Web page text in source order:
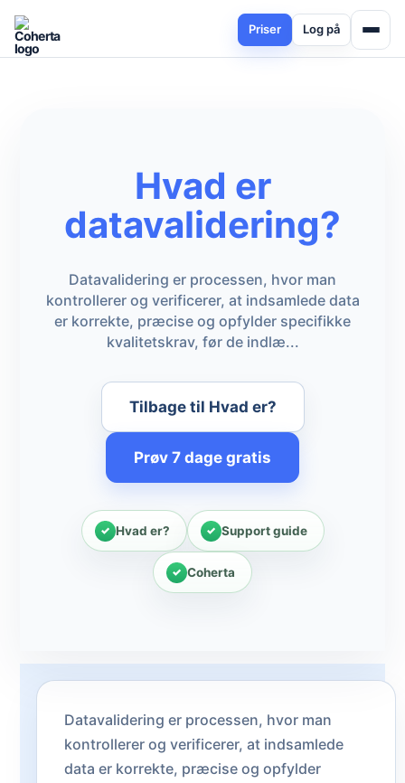
Priser Log på
Hvad er
datavalidering?
Datavalidering er processen, hvor man
kontrollerer og verificerer, at indsamlede data
er korrekte, præcise og opfylder specifikke
kvalitetskrav, før de indlæ...
Tilbage til Hvad er?
Prøv 7 dage gratis
Hvad er? Support guide
Coherta
Datavalidering er processen, hvor man
kontrollerer og verificerer, at indsamlede
data er korrekte, præcise og opfylder